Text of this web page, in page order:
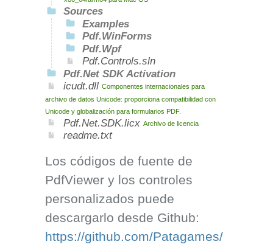
Sources
Examples
Pdf.WinForms
Pdf.Wpf
Pdf.Controls.sln
Pdf.Net SDK Activation
icudt.dll Componentes internacionales para
archivo de datos Unicode: proporciona compatibilidad con
Unicode y globalización para formularios PDF.
Pdf.Net.SDK.licx Archivo de licencia
readme.txt
Los códigos de fuente de
PdfViewer y los controles
personalizados puede
descargarlo desde Github:
https://github.com/Patagames/